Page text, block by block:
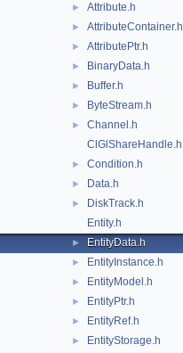
► Attribute.h
► AttributeContainer.h
► AttributePtr.h
► BinaryData.h
► Buffer.h
► ByteStream.h
►
Channel.h
ClGlShareHandle.h
► Condition.h
► Data.h
►
DiskTrack.h
Entity.h
► EntityData.h
► EntityInstance.h
► EntityModel.h
► EntityPtr.h
► EntityRef.h
► EntityStorage.h